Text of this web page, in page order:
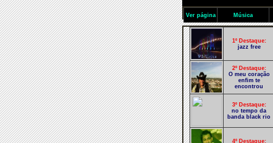
Ver página Música
1º Destaque:
jazz free
2º Destaque:
O meu coração
enfim te
encontrou
3º Destaque:
no tempo da
banda black rio
4º Destaque: